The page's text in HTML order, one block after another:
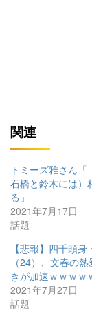
関連
トミーズ雅さん「
石橋と鈴木には）
る」
2021年7月17日
話題
【悲報】四千頭
（24）、文春の
きが加速ｗｗｗｗ
2021年7月27日
話題